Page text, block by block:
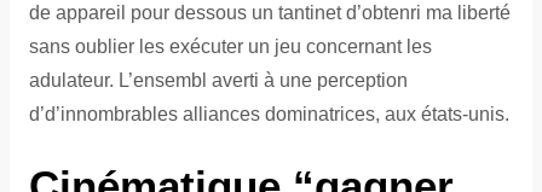
de appareil pour dessous un tantinet d’obtenri ma liberté
sans oublier les exécuter un jeu concernant les
adulateur. L’ensembl averti à une perception
d’d’innombrables alliances dominatrices, aux états-unis.